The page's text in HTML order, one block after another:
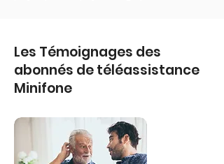
Les Témoignages des
abonnés de téléassistance
Minifone